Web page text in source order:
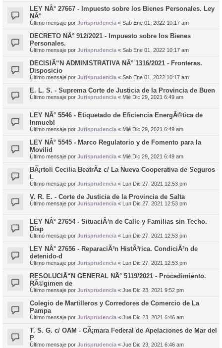
LEY NÂ° 27667 - Impuesto sobre los Bienes Personales. Ley
NÂ°
Último mensaje por Jurisprudencia « Sab Ene 01, 2022 10:17 am
DECRETO NÂ° 912/2021 - Impuesto sobre los Bienes
Personales.
Último mensaje por Jurisprudencia « Sab Ene 01, 2022 10:17 am
DECISIÃ“N ADMINISTRATIVA NÂ° 1316/2021 - Fronteras.
Disposicio
Último mensaje por Jurisprudencia « Sab Ene 01, 2022 10:17 am
E. L. S. - Suprema Corte de Justicia de la Provincia de Buen
Último mensaje por Jurisprudencia « Mié Dic 29, 2021 6:49 am
LEY NÂ° 5546 - Etiquetado de Eficiencia EnergÃ©tica de
Inmuebl
Último mensaje por Jurisprudencia « Mié Dic 29, 2021 6:49 am
LEY NÂ° 5545 - Marco Regulatorio y de Fomento para la
Movilid
Último mensaje por Jurisprudencia « Mié Dic 29, 2021 6:49 am
BÃ¡rtoli Cecilia BeatrÃ­z c/ La Nueva Cooperativa de Seguros
L
Último mensaje por Jurisprudencia « Lun Dic 27, 2021 12:53 pm
V. R. E. - Corte de Justicia de la Provincia de Salta
Último mensaje por Jurisprudencia « Lun Dic 27, 2021 12:53 pm
LEY NÂ° 27654 - SituaciÃ³n de Calle y Familias sin Techo.
Disp
Último mensaje por Jurisprudencia « Lun Dic 27, 2021 12:53 pm
LEY NÂ° 27656 - ReparaciÃ³n HistÃ³rica. CondiciÃ³n de
detenido-d
Último mensaje por Jurisprudencia « Lun Dic 27, 2021 12:53 pm
RESOLUCIÃ“N GENERAL NÂ° 5119/2021 - Procedimiento.
RÃ©gimen de
Último mensaje por Jurisprudencia « Jue Dic 23, 2021 9:52 pm
Colegio de Martilleros y Corredores de Comercio de La
Pampa
Último mensaje por Jurisprudencia « Jue Dic 23, 2021 6:46 am
T. S. G. c/ OAM - CÃ¡mara Federal de Apelaciones de Mar del
P
Último mensaje por Jurisprudencia « Jue Dic 23, 2021 6:46 am